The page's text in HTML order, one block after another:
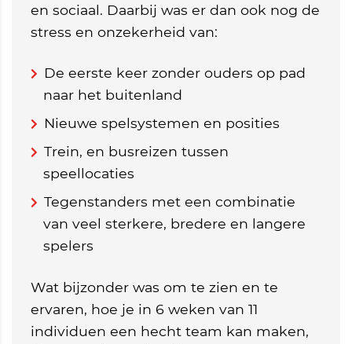
en sociaal. Daarbij was er dan ook nog de
stress en onzekerheid van:
De eerste keer zonder ouders op pad
naar het buitenland
Nieuwe spelsystemen en posities
Trein, en busreizen tussen
speellocaties
Tegenstanders met een combinatie
van veel sterkere, bredere en langere
spelers
Wat bijzonder was om te zien en te
ervaren, hoe je in 6 weken van 11
individuen een hecht team kan maken,